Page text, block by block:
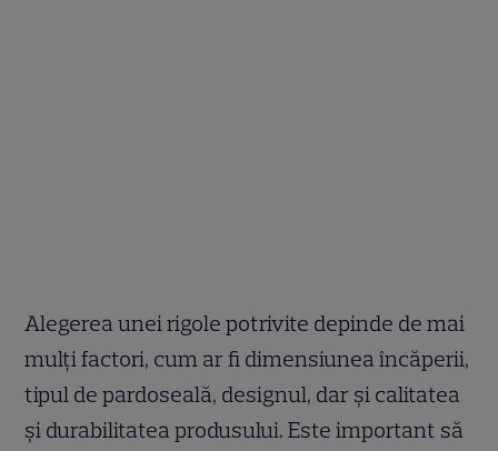
Alegerea unei rigole potrivite depinde de mai
mulți factori, cum ar fi dimensiunea încăperii,
tipul de pardoseală, designul, dar și calitatea
și durabilitatea produsului. Este important să